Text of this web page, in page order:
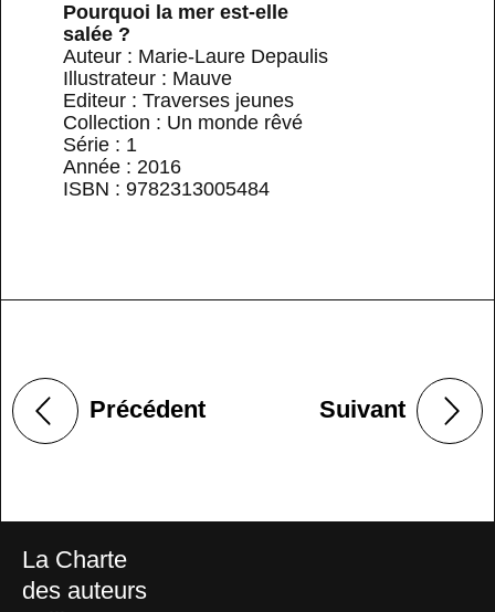
Pourquoi la mer est-elle
salée ?
Auteur : Marie-Laure Depaulis
Illustrateur : Mauve
Editeur : Traverses jeunes
Collection : Un monde rêvé
Série : 1
Année : 2016
ISBN : 9782313005484
Précédent Suivant
La Charte
des auteurs